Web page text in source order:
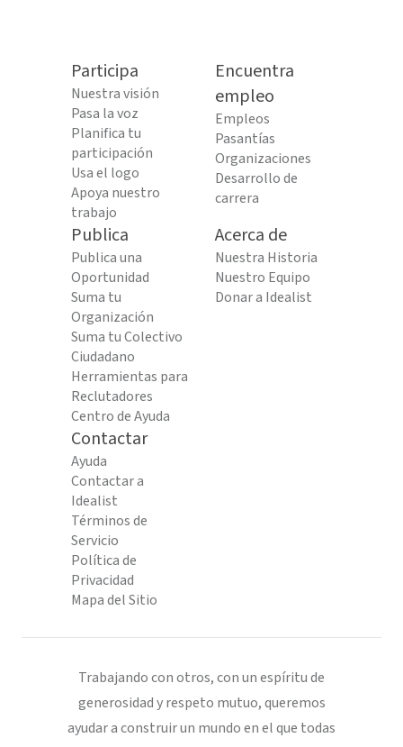
Participa
Nuestra visión
Pasa la voz
Planifica tu
participación
Usa el logo
Apoya nuestro
trabajo
Encuentra
empleo
Empleos
Pasantías
Organizaciones
Desarrollo de
carrera
Publica
Publica una
Oportunidad
Suma tu
Organización
Suma tu Colectivo
Ciudadano
Herramientas para
Reclutadores
Centro de Ayuda
Acerca de
Nuestra Historia
Nuestro Equipo
Donar a Idealist
Contactar
Ayuda
Contactar a
Idealist
Términos de
Servicio
Política de
Privacidad
Mapa del Sitio
Trabajando con otros, con un espíritu de
generosidad y respeto mutuo, queremos
ayudar a construir un mundo en el que todas